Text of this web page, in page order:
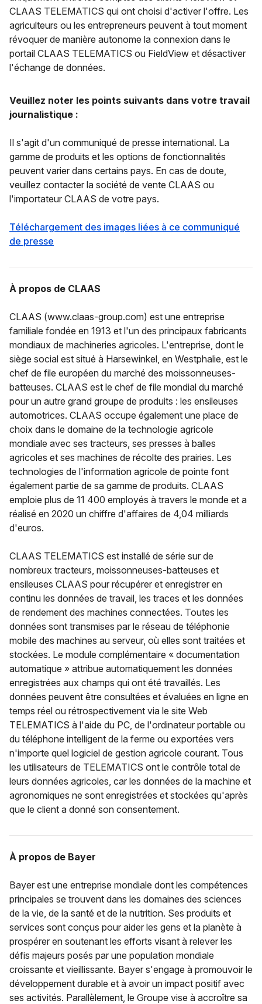
CLAAS TELEMATICS qui ont choisi d'activer l'offre. Les
agriculteurs ou les entrepreneurs peuvent à tout moment
révoquer de manière autonome la connexion dans le
portail CLAAS TELEMATICS ou FieldView et désactiver
l'échange de données.
Veuillez noter les points suivants dans votre travail
journalistique :
Il s'agit d'un communiqué de presse international. La
gamme de produits et les options de fonctionnalités
peuvent varier dans certains pays. En cas de doute,
veuillez contacter la société de vente CLAAS ou
l'importateur CLAAS de votre pays.
Téléchargement des images liées à ce communiqué
de presse
À propos de CLAAS
CLAAS (www.claas-group.com) est une entreprise
familiale fondée en 1913 et l'un des principaux fabricants
mondiaux de machineries agricoles. L'entreprise, dont le
siège social est situé à Harsewinkel, en Westphalie, est le
chef de file européen du marché des moissonneuses-
batteuses. CLAAS est le chef de file mondial du marché
pour un autre grand groupe de produits : les ensileuses
automotrices. CLAAS occupe également une place de
choix dans le domaine de la technologie agricole
mondiale avec ses tracteurs, ses presses à balles
agricoles et ses machines de récolte des prairies. Les
technologies de l'information agricole de pointe font
également partie de sa gamme de produits. CLAAS
emploie plus de 11 400 employés à travers le monde et a
réalisé en 2020 un chiffre d'affaires de 4,04 milliards
d'euros.
CLAAS TELEMATICS est installé de série sur de
nombreux tracteurs, moissonneuses-batteuses et
ensileuses CLAAS pour récupérer et enregistrer en
continu les données de travail, les traces et les données
de rendement des machines connectées. Toutes les
données sont transmises par le réseau de téléphonie
mobile des machines au serveur, où elles sont traitées et
stockées. Le module complémentaire « documentation
automatique » attribue automatiquement les données
enregistrées aux champs qui ont été travaillés. Les
données peuvent être consultées et évaluées en ligne en
temps réel ou rétrospectivement via le site Web
TELEMATICS à l'aide du PC, de l'ordinateur portable ou
du téléphone intelligent de la ferme ou exportées vers
n'importe quel logiciel de gestion agricole courant. Tous
les utilisateurs de TELEMATICS ont le contrôle total de
leurs données agricoles, car les données de la machine et
agronomiques ne sont enregistrées et stockées qu'après
que le client a donné son consentement.
À propos de Bayer
Bayer est une entreprise mondiale dont les compétences
principales se trouvent dans les domaines des sciences
de la vie, de la santé et de la nutrition. Ses produits et
services sont conçus pour aider les gens et la planète à
prospérer en soutenant les efforts visant à relever les
défis majeurs posés par une population mondiale
croissante et vieillissante. Bayer s'engage à promouvoir le
développement durable et à avoir un impact positif avec
ses activités. Parallèlement, le Groupe vise à accroître sa